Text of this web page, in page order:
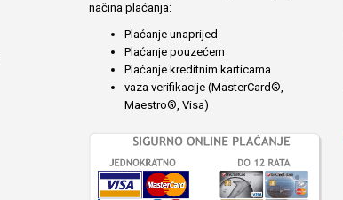
načina plaćanja:
Plaćanje unaprijed
Plaćanje pouzećem
Plaćanje kreditnim karticama
vaza verifikacije (MasterCard®,
Maestro®, Visa)